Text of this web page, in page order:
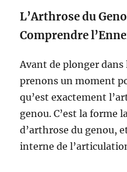
L’Arthrose du
Comprendre
Avant de plonger dans
prenons un moment
qu’est exactement
genou. C’est la forme
d’arthrose du genou,
interne de